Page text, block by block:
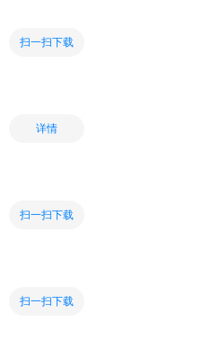
扫一扫下载
详情
扫一扫下载
扫一扫下载